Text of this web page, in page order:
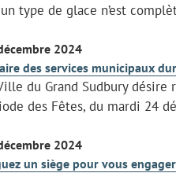
type de glace n’est
2024
des services municipaux
du Grand Sudbury
des Fêtes, du mardi 24
2024
un siège pour vous